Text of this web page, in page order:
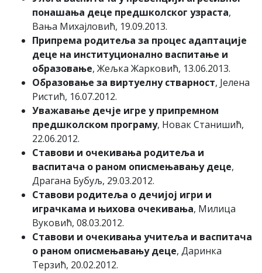
понашања деце предшколског узраста,
Вања Михајловић, 19.09.2013.
Припрема родитеља за процес адаптације
деце на институционално васпитање и
образовање, Жељка Жарковић, 13.06.2013.
Образовање за виртуелну стварност, Јелена
Ристић, 16.07.2012.
Уважавање дечје игре у припремном
предшколском програму, Новак Станишић,
22.06.2012.
Ставови и очекивања родитеља и
васпитача о раном описмењавању деце,
Драгана Бубуљ, 29.03.2012.
Ставови родитеља о дечијој игри и
играчкама и њихова очекивања, Милица
Вуковић, 08.03.2012.
Ставови и очекивања учитеља и васпитача
о раном описмењавању деце, Даринка
Терзић, 20.02.2012.